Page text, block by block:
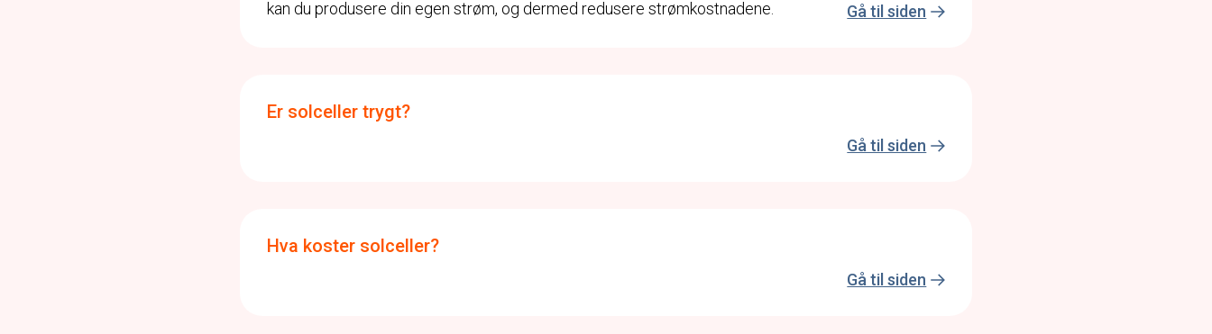
kan du produsere din egen strøm, og dermed redusere strømkostnadene.
Gå til siden
Er solceller trygt?
Gå til siden
Hva koster solceller?
Gå til siden